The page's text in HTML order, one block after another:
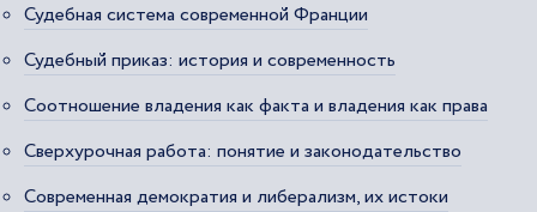
Судебная система современной Франции
Судебный приказ: история и современность
Соотношение владения как факта и владения как права
Сверхурочная работа: понятие и законодательство
Современная демократия и либерализм, их истоки